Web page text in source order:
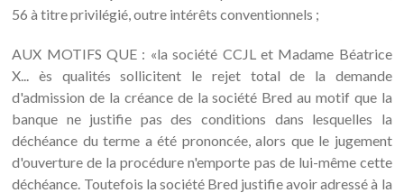
56 à titre privilégié, outre intérêts conventionnels ;
AUX MOTIFS QUE : «la société CCJL et Madame Béatrice
X... ès qualités sollicitent le rejet total de la demande
d'admission de la créance de la société Bred au motif que la
banque ne justifie pas des conditions dans lesquelles la
déchéance du terme a été prononcée, alors que le jugement
d'ouverture de la procédure n'emporte pas de lui-même cette
déchéance. Toutefois la société Bred justifie avoir adressé à la